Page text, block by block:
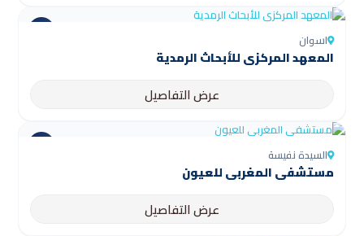
اسوان
المعهد المركزي للأبحاث الرمدية
عرض التفاصيل
السيدة نفيسة
مستشفى المغربي للعيون
عرض التفاصيل